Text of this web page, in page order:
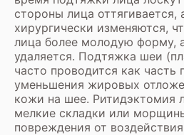
стороны лица оттягивается,
хирургически изменяются,
лица более молодую форму,
удаляется. Подтяжка шеи
часто проводится как часть
уменьшения жировых
кожи на шее. Ритидэктомия
мелкие складки или
повреждения от